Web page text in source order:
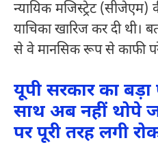
न्यायिक मजिस्ट्रेट
याचिका खारिज कर दी थी।
से वे मानसिक रूप से काफी
यूपी सरकार का
साथ अब नहीं थोपे
पर पूरी तरह लगी